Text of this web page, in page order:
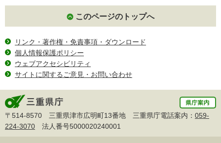
このページのトップへ
リンク・著作権・免責事項・ダウンロード
個人情報保護ポリシー
ウェブアクセシビリティ
サイトに関するご意見・お問い合わせ
〒514-8570 三重県津市広明町13番地 三重県庁電話案内： 059-
224-3070 法人番号5000020240001